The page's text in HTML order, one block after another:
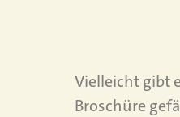
Vielleicht gibt
Broschüre